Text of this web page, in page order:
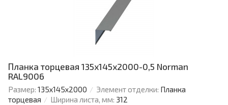
Планка торцевая 135х145х2000-0,5 Norman
RAL9006
Размер: 135х145х2000 Элемент отделки: Планка
торцевая
Ширина листа, мм: 312